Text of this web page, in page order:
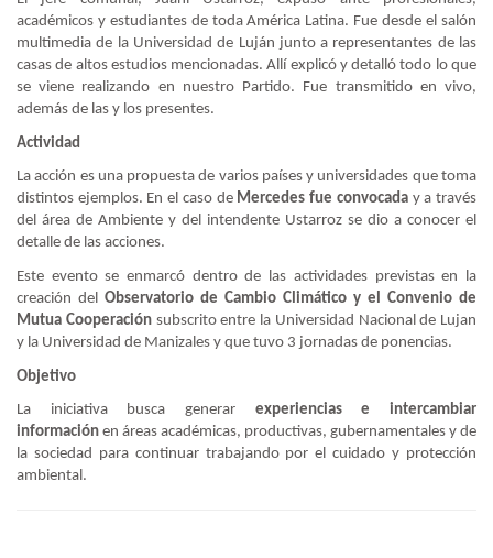
académicos y estudiantes de toda América Latina. Fue desde el salón
multimedia de la Universidad de Luján junto a representantes de las
casas de altos estudios mencionadas. Allí explicó y detalló todo lo que
se viene realizando en nuestro Partido. Fue transmitido en vivo,
además de las y los presentes.
Actividad
La acción es una propuesta de varios países y universidades que toma
distintos ejemplos. En el caso de Mercedes fue convocaday a través
del área de Ambiente y del intendente Ustarroz se dio a conocer el
detalle de las acciones.
Este evento se enmarcó dentro de las actividades previstas en la
creación del Observatorio de Cambio Climático y el Convenio de
Mutua Cooperaciónsubscrito entre la Universidad Nacional de Lujan
y la Universidad de Manizales y que tuvo 3 jornadas de ponencias.
Objetivo
La iniciativa busca generar experiencias e intercambiar
información en áreas académicas, productivas, gubernamentales y de
la sociedad para continuar trabajando por el cuidado y protección
ambiental.